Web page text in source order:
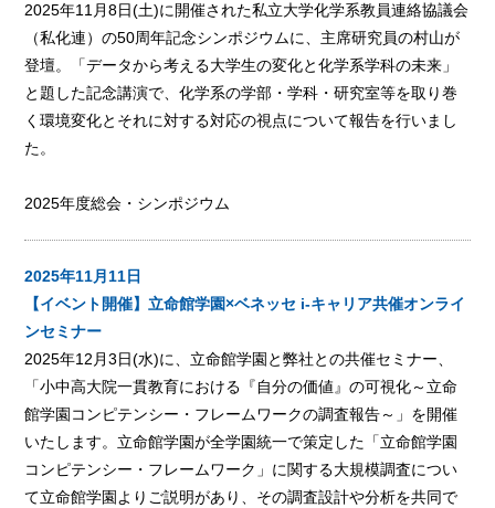
2025年11月8日(土)に開催された私立大学化学系教員連絡協議会
（私化連）の50周年記念シンポジウムに、主席研究員の村山が
登壇。「データから考える大学生の変化と化学系学科の未来」
と題した記念講演で、化学系の学部・学科・研究室等を取り巻
く環境変化とそれに対する対応の視点について報告を行いまし
た。
2025年度総会・シンポジウム
2025年11月11日
【イベント開催】立命館学園×ベネッセ i-キャリア共催オンライ
ンセミナー
2025年12月3日(水)に、立命館学園と弊社との共催セミナー、
「小中高大院一貫教育における『自分の価値』の可視化～立命
館学園コンピテンシー・フレームワークの調査報告～」を開催
いたします。立命館学園が全学園統一で策定した「立命館学園
コンピテンシー・フレームワーク」に関する大規模調査につい
て立命館学園よりご説明があり、その調査設計や分析を共同で